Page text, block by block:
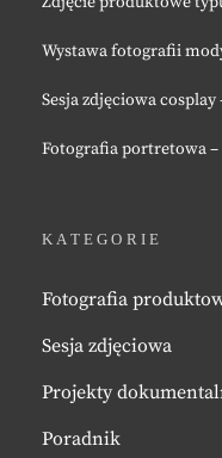
Wystawa fotografii
Sesja zdjęciowa
Fotografia portretowa
KATEGORIE
Fotografia
Sesja zdjęciowa
Projekty
Poradnik